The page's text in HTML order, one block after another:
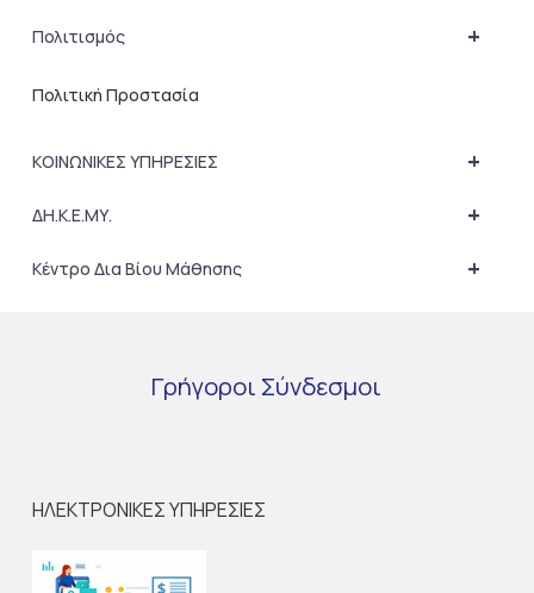
+
Πολιτισμός
Πολιτική Προστασία
+
ΚΟΙΝΩΝΙΚΕΣ ΥΠΗΡΕΣΙΕΣ
+
ΔΗ.Κ.Ε.ΜΥ.
+
Κέντρο Δια Βίου Μάθησης
Γρήγοροι Σύνδεσμοι
ΗΛΕΚΤΡΟΝΙΚΕΣ ΥΠΗΡΕΣΙΕΣ